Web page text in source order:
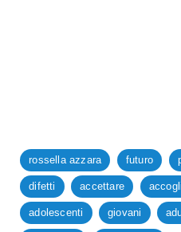
rossella azzara futuro
difetti accettare
adolescenti giovani